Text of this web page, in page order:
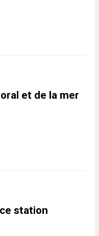
et de la mer
station